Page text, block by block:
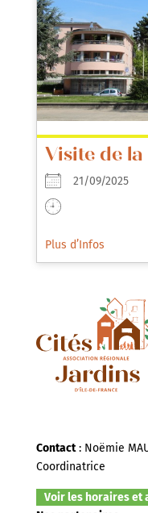
Visite de la
21/09/2025
Plus d’Infos
Contact: Noëmie
Coordinatrice
Voir les horaires et